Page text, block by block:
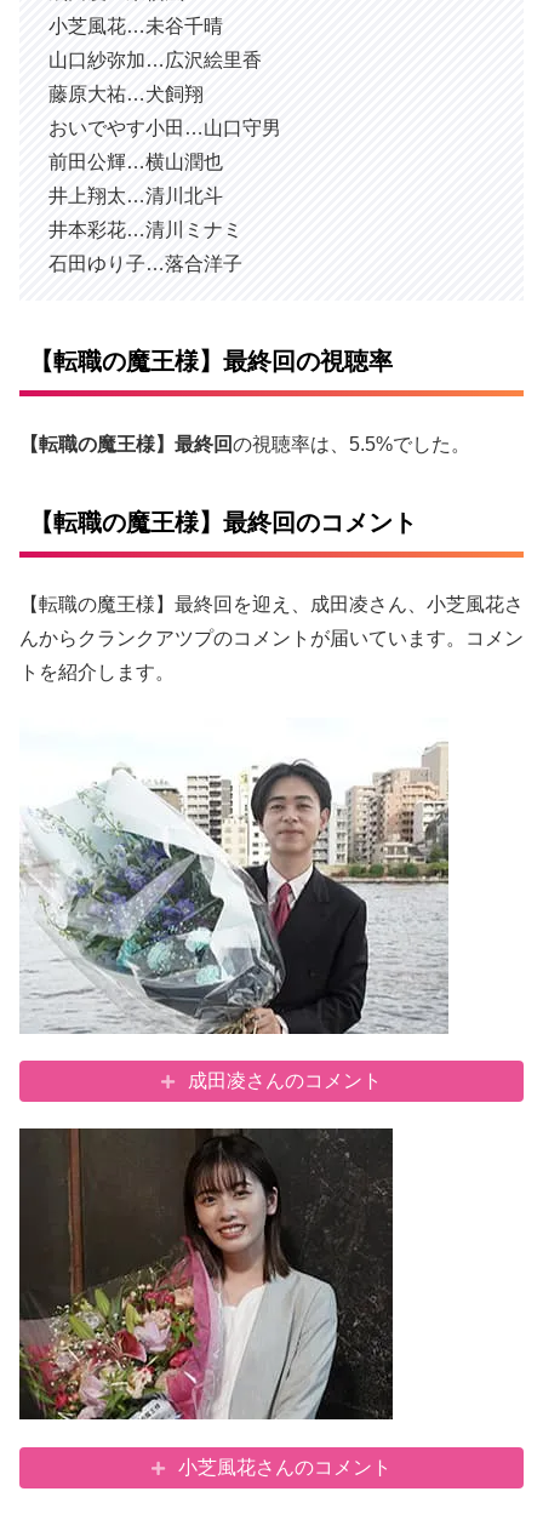
小芝風花…未谷千晴
山口紗弥加…広沢絵里香
藤原大祐…犬飼翔
おいでやす小田…山口守男
前田公輝…横山潤也
井上翔太…清川北斗
井本彩花…清川ミナミ
石田ゆり子…落合洋子
【転職の魔王様】最終回の視聴率
【転職の魔王様】最終回の視聴率は、5.5%でした。
【転職の魔王様】最終回のコメント
【転職の魔王様】最終回を迎え、成田凌さん、小芝風花さ
んからクランクアツプのコメントが届いています。コメン
トを紹介します。
成田凌さんのコメント
小芝風花さんのコメント